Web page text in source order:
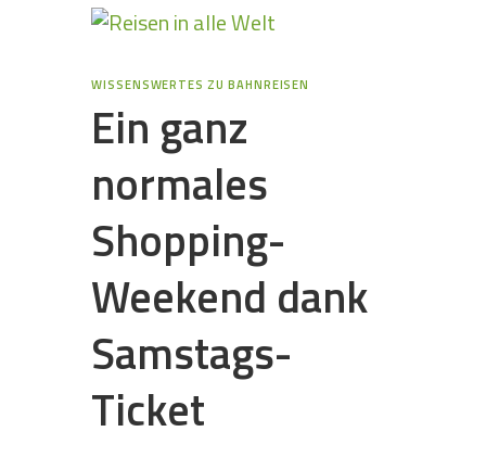
WISSENSWERTES ZU BAHNREISEN
Ein ganz
normales
Shopping-
Weekend dank
Samstags-
Ticket